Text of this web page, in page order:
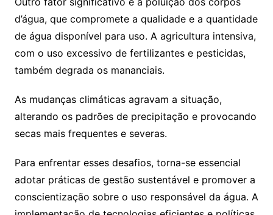
d’água, que compromete a qualidade e a quantidade
de água disponível para uso. A agricultura intensiva,
com o uso excessivo de fertilizantes e pesticidas,
também degrada os mananciais.
As mudanças climáticas agravam a situação,
alterando os padrões de precipitação e provocando
secas mais frequentes e severas.
Para enfrentar esses desafios, torna-se essencial
adotar práticas de gestão sustentável e promover a
conscientização sobre o uso responsável da água. A